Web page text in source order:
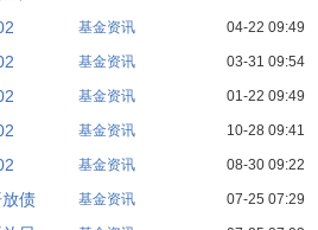
基金资讯 04-22 09:49
基金资讯 03-31 09:54
基金资讯 01-22 09:49
基金资讯 10-28 09:41
基金资讯 08-30 09:22
债 基金资讯 07-25 07:29